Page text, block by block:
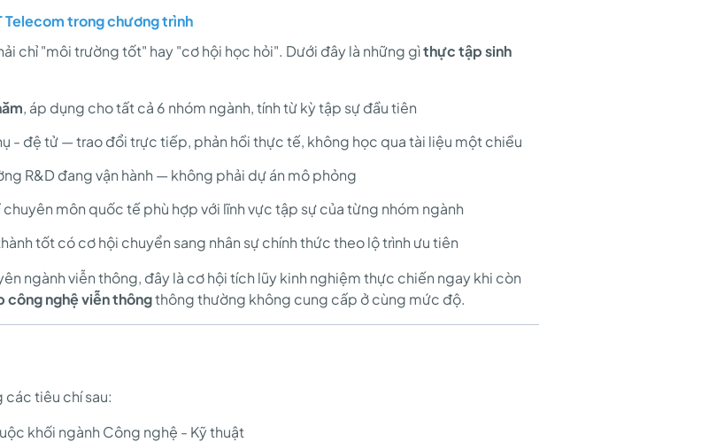
Telecom trong chương trình
chỉ "môi trường tốt" hay "cơ hội học hỏi". Dưới đây là những gìthực tập sinh
, áp dụng cho tất cả 6 nhóm ngành, tính từ kỳ tập sự đầu tiên
- đệ tử — trao đổi trực tiếp, phản hồi thực tế, không học qua tài liệu một chiều
R&D đang vận hành — không phải dự án mô phỏng
chuyên môn quốc tế phù hợp với lĩnh vực tập sự của từng nhóm ngành
tốt có cơ hội chuyển sang nhân sự chính thức theo lộ trình ưu tiên
ngành viễn thông, đây là cơ hội tích lũy kinh nghiệm thực chiến ngay khi còn
công nghệ viễn thôngthông thường không cung cấp ở cùng mức độ.
các tiêu chí sau:
khối ngành Công nghệ - Kỹ thuật